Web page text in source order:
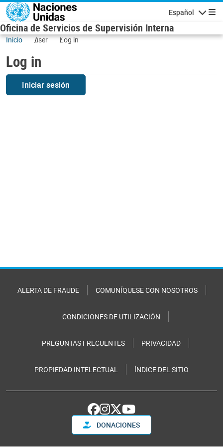
Skip to main content
Español
Oficina de Servicios de Supervisión Interna
Inicio user Log in
Log in
Iniciar sesión
ALERTA DE FRAUDE COMUNÍQUESE CON NOSOTROS
CONDICIONES DE UTILIZACIÓN
PREGUNTAS FRECUENTES PRIVACIDAD
PROPIEDAD INTELECTUAL ÍNDICE DEL SITIO
DONACIONES